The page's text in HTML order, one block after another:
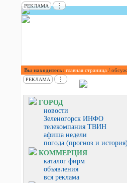
РЕКЛАМА ⋮
Вы находитесь: главная страница /
РЕКЛАМА ⋮
ГОРОД
новости
Зеленогорск ИНФО
телекомпания ТВИН
афиша недели
погода (прогноз и история)
КОММЕРЦИЯ
каталог фирм
объявления
вся реклама